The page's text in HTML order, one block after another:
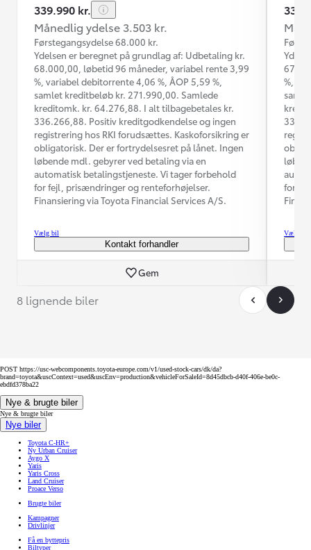
339.990 kr.
Månedlig ydelse 3.503 kr.
Førstegangsydelse 68.000 kr.
Ydelsen er beregnet på grundlag af: Udbetaling kr.
68.000,00, løbetid 96 måneder, variabel rente 3,99
%, variabel debitorrente 4,06 %, ÅOP 5,59 %,
samlet kreditbeløb kr. 271.990,00. Samlede
kreditomk. kr. 64.276,88. I alt tilbagebetales kr.
336.266,88. Positiv kreditgodkendelse og ingen
registrering hos RKI forudsættes. Kaskoforsikring er
obligatorisk. Der er fortrydelsesret på lånet. Ingen
løbende mdl. gebyrer ved betaling via en
automatisk betalingstjeneste. Vi tager forbehold
for fejl, prisændringer og renteforhøjelser.
Finansiering via Toyota Financial Services A/S.
Vælg bil
Kontakt forhandler
Gem
%,
for
Vælg bil
8 lignende biler
POST https://usc-webcomponents.toyota-europe.com/v1/used-stock-cars/dk/da?
brand=toyota&uscContext=used&uscEnv=production&vehicleForSaleId=8d45dbcb-d40f-406e-be0c-
ebdfd378ba22
Nye & brugte biler
Nye & brugte biler
Nye biler
Toyota C-HR+
Ny Urban Cruiser
Aygo X
Yaris
Yaris Cross
Land Cruiser
Proace Verso
Brugte biler
Kampagner
Drivlinjer
Få en byttepris
Biltyper